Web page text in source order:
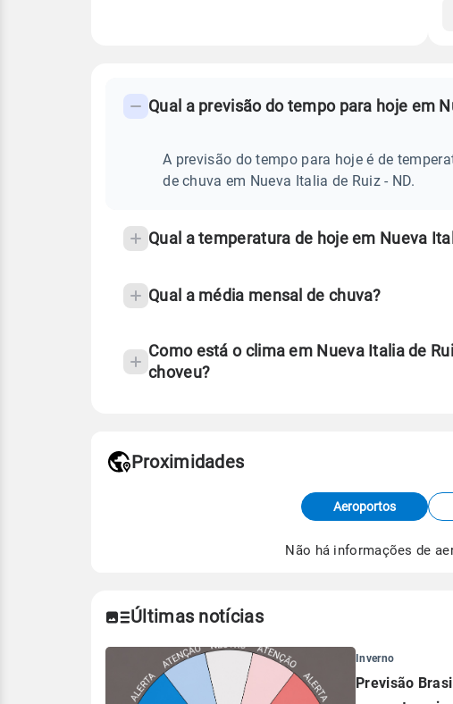
PREVISÃO
frequentes
temperatura
Qual a previsão do tempo para hoje em
A previsão do tempo para hoje é de
de chuva em Nueva Italia de Ruiz - ND.
Qual a temperatura de hoje em Nueva
Qual a média mensal de chuva?
Como está o clima em Nueva Italia de
choveu?
de Tempo e Estudos Climáticos (CPTEC).
Proximidades
Aeroportos
Não há informações de
Últimas notícias
Inverno
Previsão